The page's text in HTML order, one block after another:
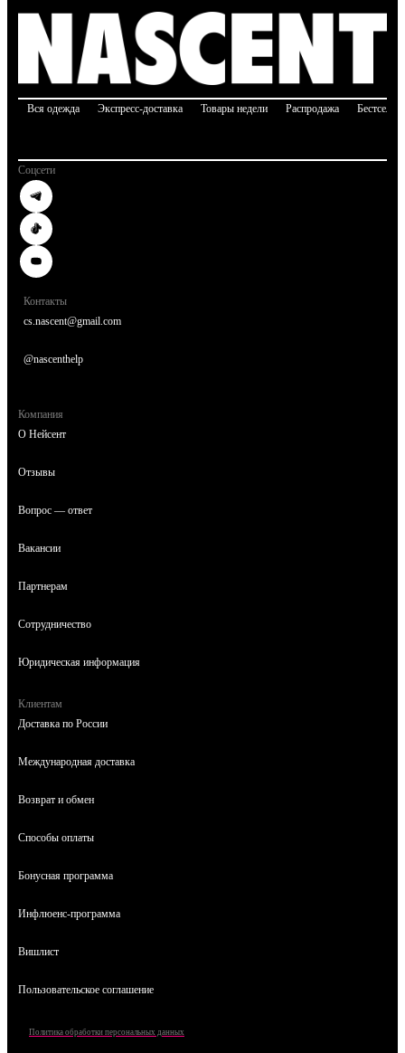
Вся одежда Экспресс-доставка Товары недели Распродажа
Соцсети
Контакты
cs.nascent@gmail.com
@nascenthelp
Компания
О Нейсент
Отзывы
Вопрос — ответ
Вакансии
Партнерам
Сотрудничество
Юридическая информация
Клиентам
Доставка по России
Международная доставка
Возврат и обмен
Способы оплаты
Бонусная программа
Инфлюенс-программа
Вишлист
Пользовательское соглашение
Политика обработки персональных данных